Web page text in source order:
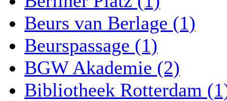
Beurs van Berlage (1)
Beurspassage (1)
BGW Akademie (2)
Bibliotheek Rotterdam